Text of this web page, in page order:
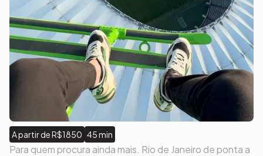
A partir de R$1850 45 min
Para quem procura ainda mais. Rio de Janeiro de ponta a